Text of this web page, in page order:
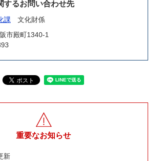
するお問い合わせ先
課
文化財係
市殿町1340-1
重要なお知らせ
新